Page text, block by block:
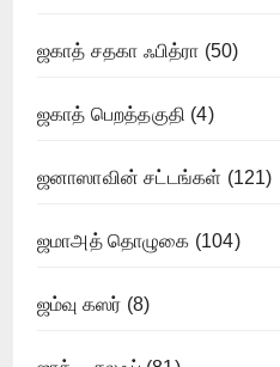
ஜகாத் சதகா ஃபித்ரா (50)
ஜகாத் பெறத்தகுதி (4)
ஜனாஸாவின் சட்டங்கள் (121)
ஜமாஅத் தொழுகை (104)
ஜம்வு கஸர் (8)